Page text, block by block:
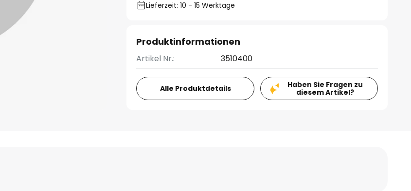
Lieferzeit: 10 - 15 Werktage
Produktinformationen
Artikel Nr.: 3510400
Alle Produktdetails
Haben Sie Fragen zu
diesem Artikel?